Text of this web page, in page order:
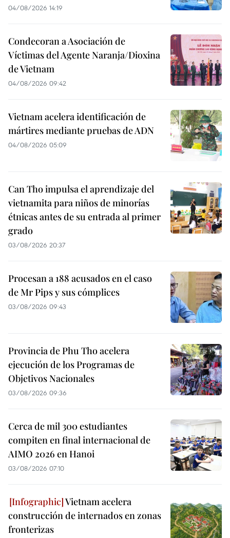
04/08/2026 14:19
Condecoran a Asociación de
Víctimas del Agente Naranja/Dioxina
de Vietnam
04/08/2026 09:42
Vietnam acelera identificación de
mártires mediante pruebas de ADN
04/08/2026 05:09
Can Tho impulsa el aprendizaje del
vietnamita para niños de minorías
étnicas antes de su entrada al primer
grado
03/08/2026 20:37
Procesan a 188 acusados en el caso
de Mr Pips y sus cómplices
03/08/2026 09:43
Provincia de Phu Tho acelera
ejecución de los Programas de
Objetivos Nacionales
03/08/2026 09:36
Cerca de mil 300 estudiantes
compiten en final internacional de
AIMO 2026 en Hanoi
03/08/2026 07:10
Vietnam acelera
construcción de internados en zonas
fronterizas